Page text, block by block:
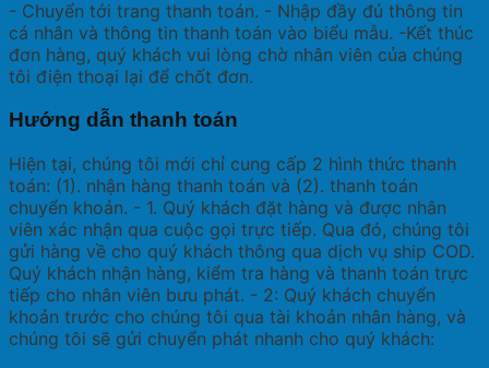
- Chuyển tới trang thanh toán. - Nhập đầy đủ thông tin
cá nhân và thông tin thanh toán vào biểu mẫu. -Kết thúc
đơn hàng, quý khách vui lòng chờ nhân viên của chúng
tôi điện thoại lại để chốt đơn.
Hướng dẫn thanh toán
Hiện tại, chúng tôi mới chỉ cung cấp 2 hình thức thanh
toán: (1). nhận hàng thanh toán và (2). thanh toán
chuyển khoản. - 1. Quý khách đặt hàng và được nhân
viên xác nhận qua cuộc gọi trực tiếp. Qua đó, chúng tôi
gửi hàng về cho quý khách thông qua dịch vụ ship COD.
Quý khách nhận hàng, kiểm tra hàng và thanh toán trực
tiếp cho nhân viên bưu phát. - 2: Quý khách chuyển
khoản trước cho chúng tôi qua tài khoản nhân hàng, và
chúng tôi sẽ gửi chuyển phát nhanh cho quý khách: